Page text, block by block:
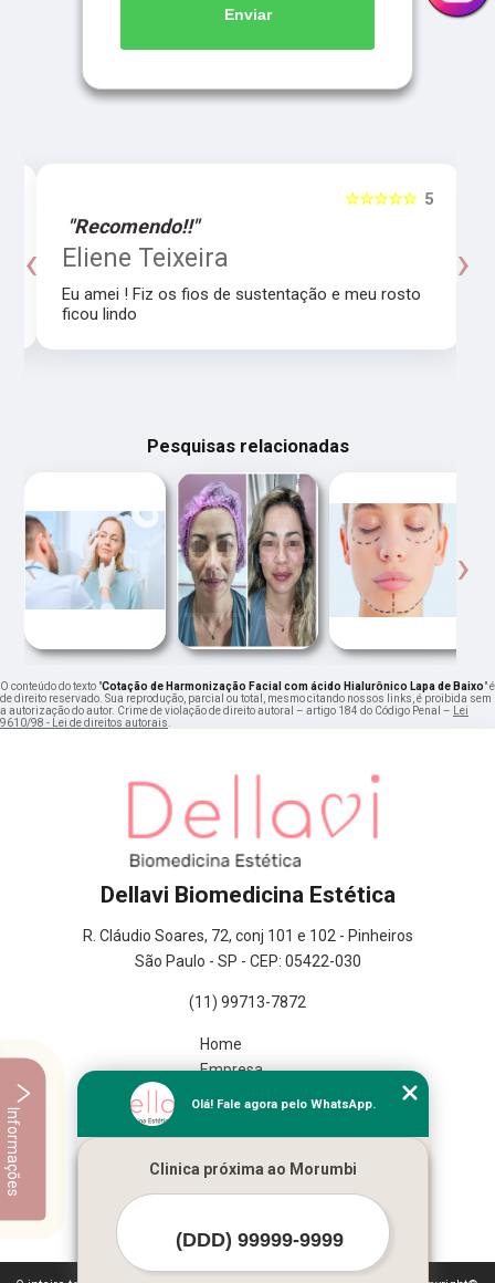
Enviar
5
☆☆☆☆☆
"Recomendo!!"
Eliene Teixeira
Eu amei ! Fiz os fios de sustentação e meu rosto
ficou lindo
‹ ›
Pesquisas relacionadas
‹ ›
O conteúdo do texto "Cotação de Harmonização Facial com ácido Hialurônico Lapa de Baixo" é
de direito reservado. Sua reprodução, parcial ou total, mesmo citando nossos links, é proibida sem
a autorização do autor. Crime de violação de direito autoral – artigo 184 do Código Penal –
Lei
9610/98 - Lei de direitos autorais
Dellavi Biomedicina Estética
R. Cláudio Soares, 72, conj 101 e 102 - Pinheiros
São Paulo - SP - CEP: 05422-030
(11) 99713-7872
Home
Empresa
Mapa do site
Mais Serviços
Olá! Fale agora pelo WhatsApp.
Clinica próxima ao Morumbi
Informações